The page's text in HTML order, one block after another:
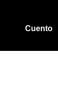
Cuento